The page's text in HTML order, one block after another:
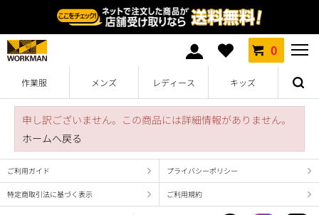
0
作業服 メンズ レディース キッズ
申し訳ございません。この商品には詳細情報がありません。
ホームへ戻る
ご利用ガイド プライバシーポリシー
特定商取引法に基づく表示 ご利用規約